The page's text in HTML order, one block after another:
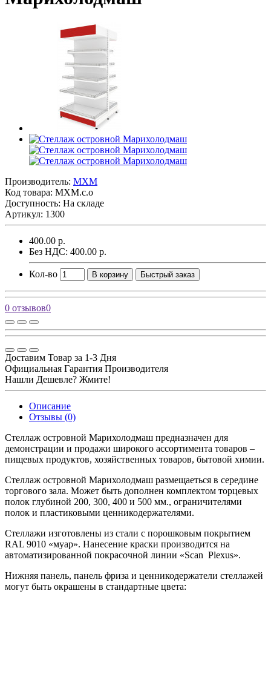
Производитель: MXM
Код товара: МХМ.с.о
Доступность: На складе
Артикул: 1300
400.00 р.
Без НДС: 400.00 р.
Кол-во В корзину Быстрый заказ
0 отзывов0
Доставим Товар за 1-3 Дня
Официальная Гарантия Производителя
Нашли Дешевле? Жмите!
Описание
Отзывы (0)
Стеллаж островной Марихолодмаш предназначен для
демонстрации и продажи широкого ассортимента товаров –
пищевых продуктов, хозяйственных товаров, бытовой химии.
Стеллаж островной Марихолодмаш размещаеться в середине
торгового зала. Может быть дополнен комплектом торцевых
полок глубиной 200, 300, 400 и 500 мм., ограничителями
полок и пластиковыми ценникодержателями.
Стеллажи изготовлены из стали с порошковым покрытием
RAL 9010 «муар». Нанесение краски производится на
автоматизированной покрасочной линии «Scan Plexus».
Нижняя панель, панель фриза и ценникодержатели стеллажей
могут быть окрашены в стандартные цвета: